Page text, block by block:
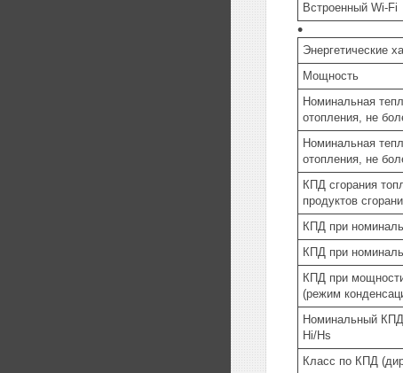
Встроенный Wi-Fi
Энергетические
Мощность
Номинальная
отопления, не
Номинальная
отопления, не
КПД сгорания
продуктов
КПД при
КПД при
КПД при
(режим
Номинальный
Hi/Hs
Класс по КПД